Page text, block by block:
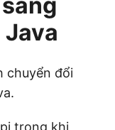
chuyển đổi
trong khi